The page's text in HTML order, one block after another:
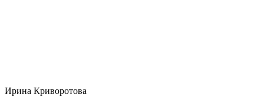
Ирина Криворотова